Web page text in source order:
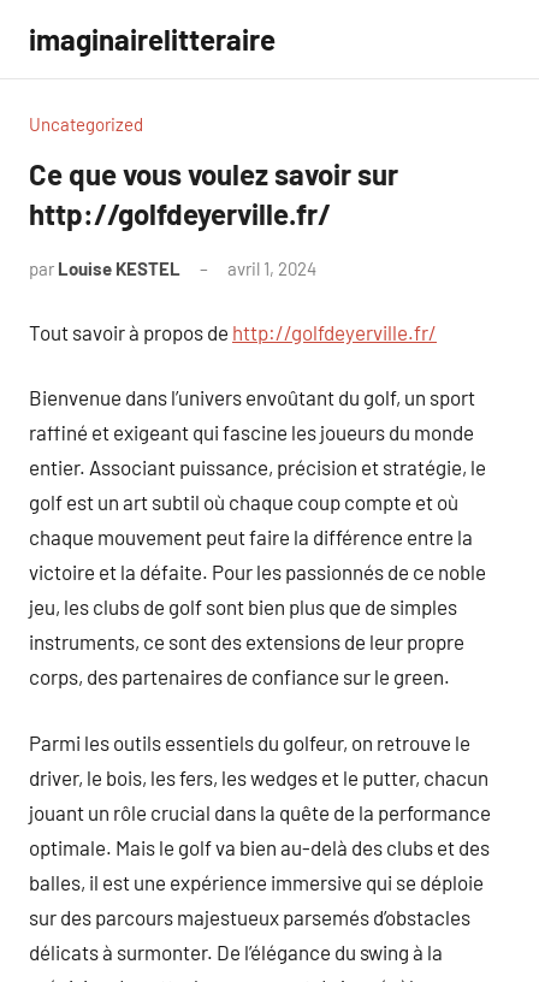
contenu
imaginairelitteraire
Uncategorized
Ce que vous voulez savoir sur
http://golfdeyerville.fr/
par Louise KESTEL avril 1, 2024
Tout savoir à propos de http://golfdeyerville.fr/
Bienvenue dans l’univers envoûtant du golf, un sport
raffiné et exigeant qui fascine les joueurs du monde
entier. Associant puissance, précision et stratégie, le
golf est un art subtil où chaque coup compte et où
chaque mouvement peut faire la différence entre la
victoire et la défaite. Pour les passionnés de ce noble
jeu, les clubs de golf sont bien plus que de simples
instruments, ce sont des extensions de leur propre
corps, des partenaires de confiance sur le green.
Parmi les outils essentiels du golfeur, on retrouve le
driver, le bois, les fers, les wedges et le putter, chacun
jouant un rôle crucial dans la quête de la performance
optimale. Mais le golf va bien au-delà des clubs et des
balles, il est une expérience immersive qui se déploie
sur des parcours majestueux parsemés d’obstacles
délicats à surmonter. De l’élégance du swing à la